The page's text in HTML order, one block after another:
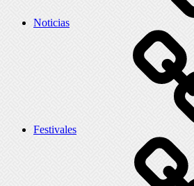
Noticias
Festivales